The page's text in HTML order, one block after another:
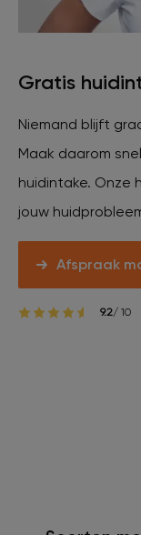
Gratis
Niemand blijft
Maak daarom
huidintake. Onze
jouw
Afspraak
9.2/ 10